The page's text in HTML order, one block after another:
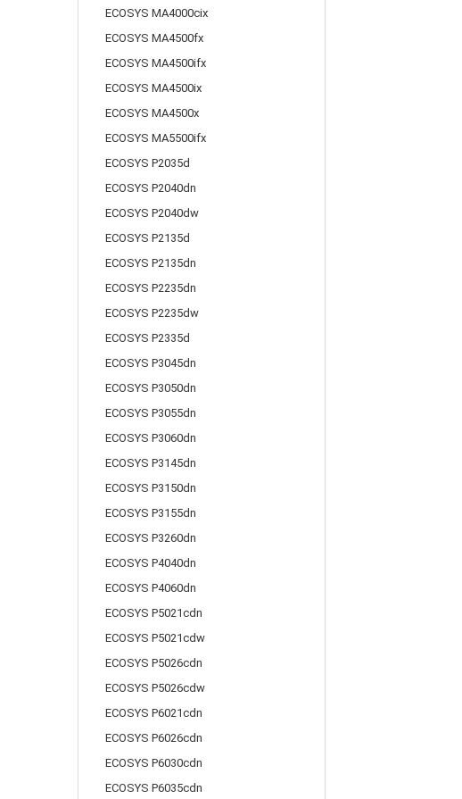
ECOSYS MA4000cix
ECOSYS MA4500fx
ECOSYS MA4500ifx
ECOSYS MA4500ix
ECOSYS MA4500x
ECOSYS MA5500ifx
ECOSYS P2035d
ECOSYS P2040dn
ECOSYS P2040dw
ECOSYS P2135d
ECOSYS P2135dn
ECOSYS P2235dn
ECOSYS P2235dw
ECOSYS P2335d
ECOSYS P3045dn
ECOSYS P3050dn
ECOSYS P3055dn
ECOSYS P3060dn
ECOSYS P3145dn
ECOSYS P3150dn
ECOSYS P3155dn
ECOSYS P3260dn
ECOSYS P4040dn
ECOSYS P4060dn
ECOSYS P5021cdn
ECOSYS P5021cdw
ECOSYS P5026cdn
ECOSYS P5026cdw
ECOSYS P6021cdn
ECOSYS P6026cdn
ECOSYS P6030cdn
ECOSYS P6035cdn